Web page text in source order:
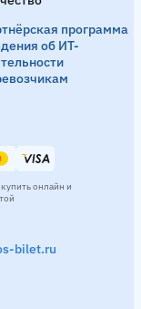
программа
об ИТ-
bilet.ru
онлайн и